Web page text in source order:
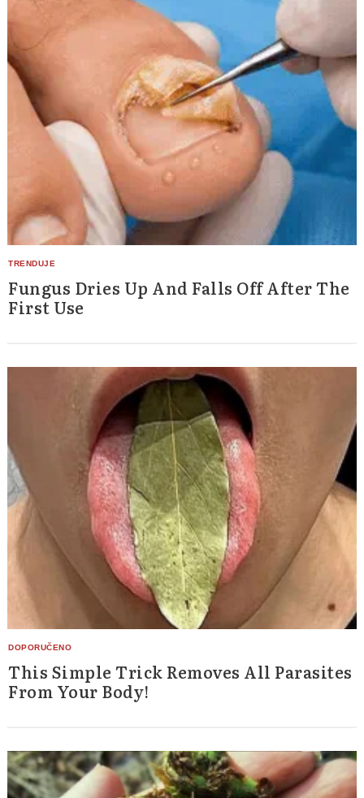
Fungus Dries Up And Falls Off After The
First Use
This Simple Trick Removes All Parasites
From Your Body!